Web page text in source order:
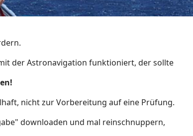
der Astronavigation funktioniert, der sollte
nicht zur Vorbereitung auf eine Prüfung.
downloaden und mal reinschnuppern,